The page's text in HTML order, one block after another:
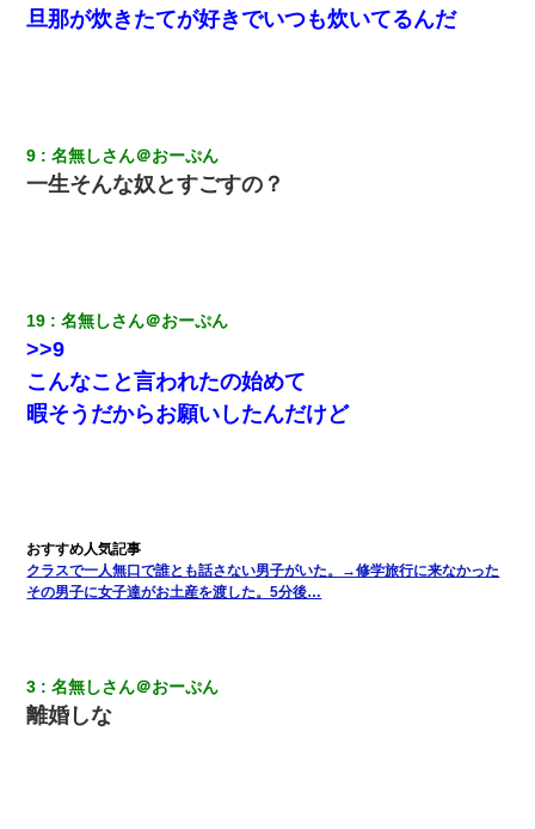
｢昨日はお兄ちゃんと一緒にお風呂に入っちゃった～｣とか毎日兄
なかったの？（泣」
う。会社「仕事がハードだし田舎で娯楽も少ないからキツイの
か…」→ 実際は違った
何年か前に妹は離婚している。当時生まれた姪が義弟の子じゃな
かったため妹有責での離婚になり…
私が遺産を相続。→それを知った義両親が「旅行代金を出せ！」
「リフォーム費用を負担しろ！」「金の管理は私達がする！」と
浅ましくも集りにきた。
旦那が炊きたてが好きでいつも炊いてるんだ
9 名無しさん＠おーぷん
一生そんな奴とすごすの？
19 名無しさん＠おーぷん
>>9
こんなこと言われたの始めて
暇そうだからお願いしたんだけど
クラスで一人無口で誰とも話さない男子がいた。→修学旅行に来なかった
その男子に女子達がお土産を渡した。5分後…
3 名無しさん＠おーぷん
離婚しな